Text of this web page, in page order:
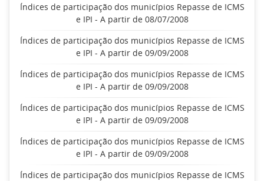
Índices de participação dos municípios Repasse de ICMS
e IPI - A partir de 08/07/2008
Índices de participação dos municípios Repasse de ICMS
e IPI - A partir de 09/09/2008
Índices de participação dos municípios Repasse de ICMS
e IPI - A partir de 09/09/2008
Índices de participação dos municípios Repasse de ICMS
e IPI - A partir de 09/09/2008
Índices de participação dos municípios Repasse de ICMS
e IPI - A partir de 09/09/2008
Índices de participação dos municípios Repasse de ICMS